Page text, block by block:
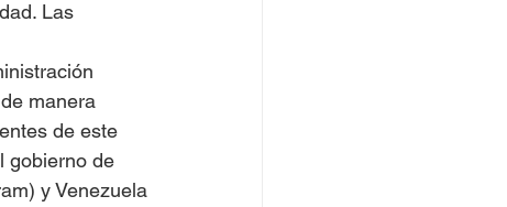
Las
manera
de este
gobierno de
y Venezuela